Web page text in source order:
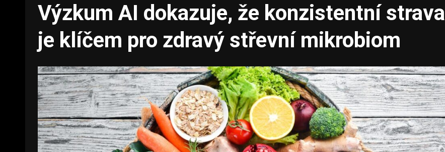
Výzkum AI dokazuje, že konzistentní strava
je klíčem pro zdravý střevní mikrobiom